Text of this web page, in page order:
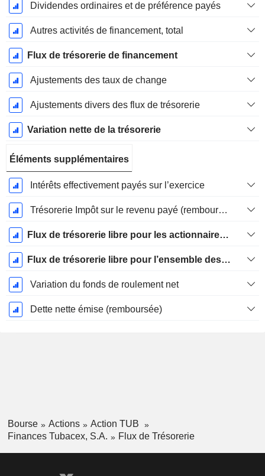
Dividendes ordinaires et de préférence payés
Autres activités de financement, total
Flux de trésorerie de financement
Ajustements des taux de change
Ajustements divers des flux de trésorerie
Variation nette de la trésorerie
Éléments supplémentaires
Intérêts effectivement payés sur l’exercice
Trésorerie Impôt sur le revenu payé (remboursement)Impôt effectivement payé (remboursé) sur l’exercice
Flux de trésorerie libre pour les actionnaires FCFE
Flux de trésorerie libre pour l’ensemble des pourvoyeurs de fonds (créanciers et actionnaires) FCFF
Variation du fonds de roulement net
Dette nette émise (remboursée)
Bourse Actions
Action TUB
Finances Tubacex, S.A.
Flux de Trésorerie